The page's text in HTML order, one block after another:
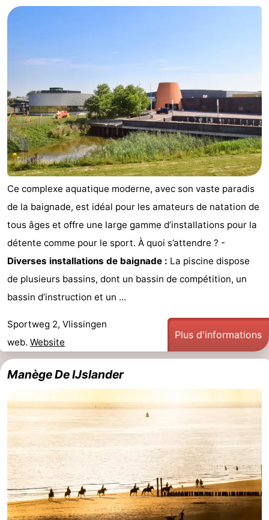
Ce complexe aquatique moderne, avec son vaste paradis
de la baignade, est idéal pour les amateurs de natation de
tous âges et offre une large gamme d’installations pour la
détente comme pour le sport. À quoi s’attendre ? -
Diverses installations de baignade : La piscine dispose
de plusieurs bassins, dont un bassin de compétition, un
bassin d’instruction et un ...
Sportweg 2, Vlissingen
web. Website
Plus d'informations
Manège De IJslander